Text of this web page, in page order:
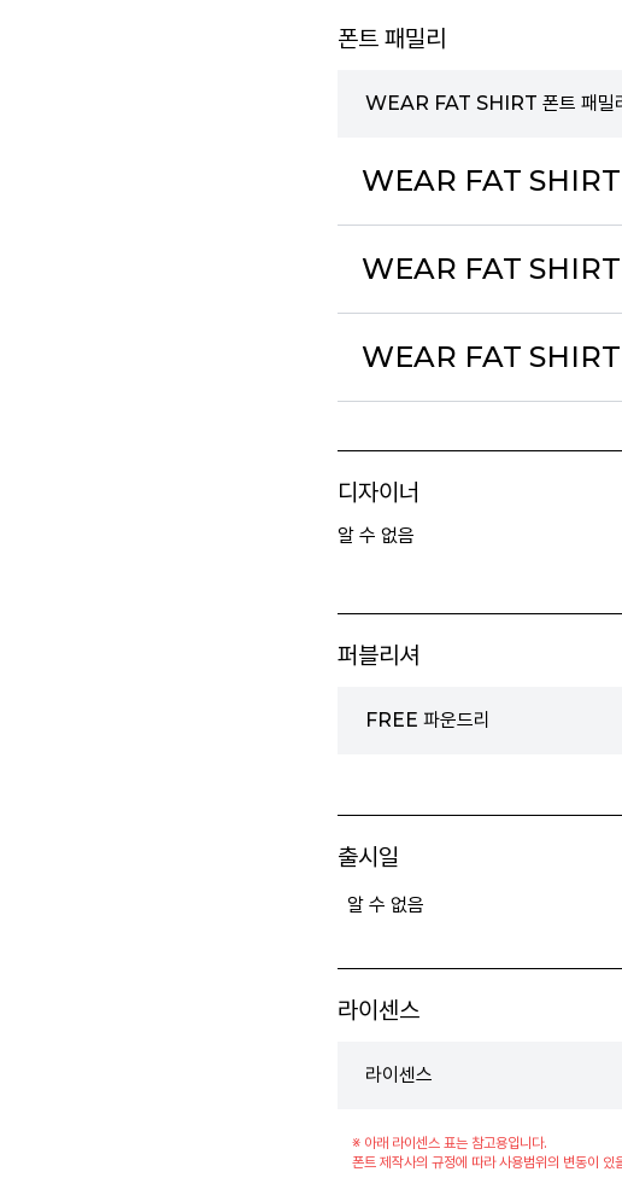
폰트 패밀리
WEAR FAT SHIRT 폰트 패밀
WEAR FAT
WEAR FAT
WEAR FAT
디자이너
알 수 없음
퍼블리셔
FREE 파운드리
출시일
알 수 없음
라이센스
라이센스
※ 아래 라이센스 표는 참고용입니다.
폰트 제작사의 규정에 따라 사용범위의 변동이